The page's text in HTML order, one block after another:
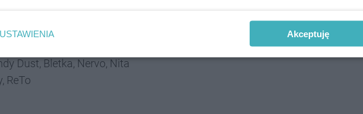
Dust, Bletka, Nervo, Nita
ReTo
USTAWIENIA Akceptuję